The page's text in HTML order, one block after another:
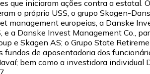
que iniciaram ações contra a estatal.
o próprio USS, o grupo Skagen-
management europeias, a Danske
e a Danske Invest Management Co.,
e Skagen AS; o Grupo State
fundos de aposentadoria dos
bem como a investidora individual